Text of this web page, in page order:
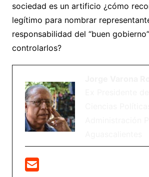
sociedad es un artificio ¿cómo
legítimo para nombrar
responsabilidad del “buen
controlarlos?